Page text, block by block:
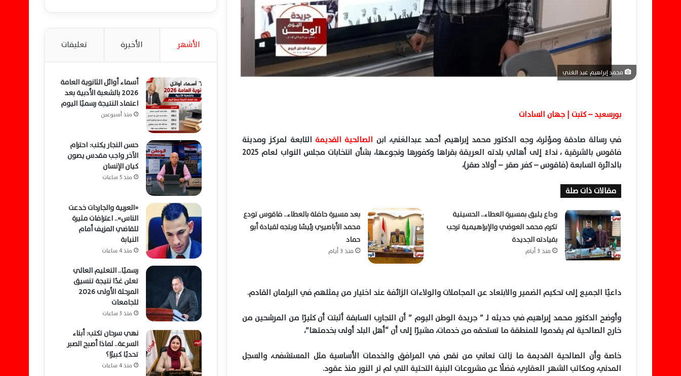
ا
محمد إبراهيم عبد الغني
بورسعيد – كتبت | جهان السادات
في رسالة صادقة ومؤثرة، وجه الدكتور محمد إبراهيم أحمد عبدالغني، ابن الصالحية القديمة التابعة لمركز ومدينة
فاقوس بالشرقية ، نداءً إلى أهالي بلدته العريقة بقراها وكفورها ونجوعها، بشأن انتخابات مجلس النواب لعام 2025
بالدائرة السابعة (فاقوس–كفرصقر–أولاد صقر)،
مقالات ذات صلة
وداع يليق بمسيرة العطاء.. الحسينية
تكرم محمد العوضي والإبراهيمية ترحب
بقيادته الجديدة
منذ 3 أيام
بعد مسيرة حافلة بالعطاء.. فاقوس تودع
محمد الأباصيري رئيسًا ويتجه لقيادة أبو
حماد
منذ 3 أيام
داعيًا الجميع إلى تحكيم الضمير والابتعاد عن المجاملات والولاءات الزائفة عند اختيار من يمثلهم في البرلمان القادم.
وأوضح الدكتور محمد إبراهيم في حديثه لـ ” جريدة الوطن اليوم ” أن التجارب السابقة أثبتت أنكثيرًا من المرشحين من
خارج الصالحية لم يقدموا للمنطقة ما تستحقه من خدمات، مشيرًا إلى أن “أهل البلد أولى بخدمتها”،
خاصة وأن الصالحية القديمة ما زالت تعاني من نقص في المرافق والخدمات الأساسية مثل المستشفى، والسجل
المدني، ومكاتب الشهر العقاري، فضلًا عن مشروعات البنية التحتية التي لم تر النور منذ عقود.
الأشهر الأخيرة تعليقات
أسماء أوائل الثانوية العامة
2026 بالشعبة الأدبية بعد
اعتماد النتيجة رسميًا اليوم
منذ أسبوعين
حسن النجار يكتب: احترام
الآخر واجب مقدس يصون
كيان الإنسان
منذ 5 ساعات
«العربية والجاردات خدعت
الناس».. اعترافات مثيرة
للقاضي المزيف أمام
النيابة
منذ 4 ساعات
رسميًا.. التعليم العالي
تعلن غدًا نتيجة تنسيق
المرحلة الأولى 2026
للجامعات
منذ 3 ساعات
نهي سرحان تكتب: أبناء
السرعة.. لماذا أصبح الصبر
تحديًا كبيرًا؟
منذ 4 ساعات